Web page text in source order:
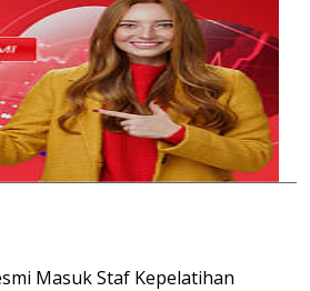
Masuk Staf Kepelatihan